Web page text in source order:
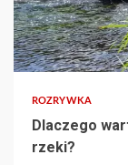
4 min read
ROZRYWKA
Dlaczego
rzeki?